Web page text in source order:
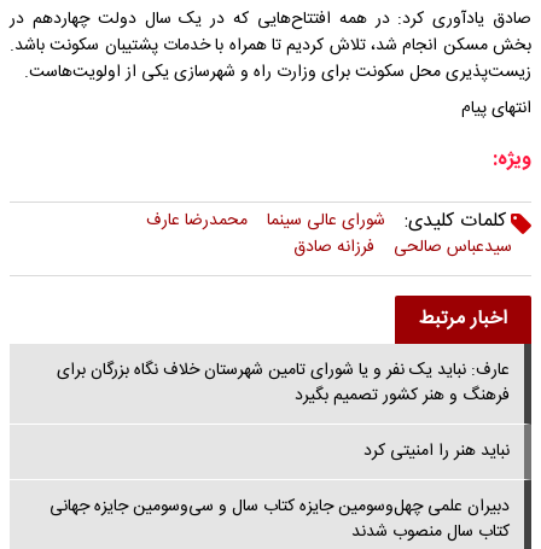
صادق یادآوری کرد: در همه افتتاح‌هایی که در یک سال دولت چهاردهم در
بخش مسکن انجام شد، تلاش کردیم تا همراه با خدمات پشتیبان سکونت باشد.
زیست‌پذیری محل سکونت برای وزارت راه و شهرسازی یکی از اولویت‌هاست.
انتهای پیام
ویژه:
کلمات کلیدی:
شورای عالی سینما
محمدرضا عارف
سیدعباس صالحی
فرزانه صادق
اخبار مرتبط
عارف: نباید یک نفر و یا شورای تامین شهرستان خلاف نگاه بزرگان برای
فرهنگ و هنر کشور تصمیم‌ بگیرد
نباید هنر را امنیتی کرد
دبیران علمی چهل‌وسومین جایزه کتاب سال و سی‌وسومین جایزه جهانی
کتاب سال منصوب شدند